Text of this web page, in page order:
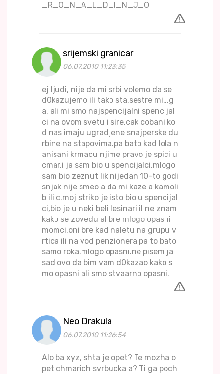
_R_O_N_A_L_D_I_N_J_O
srijemski granicar
06.07.2010 11:23:35
ej ljudi, nije da mi srbi volemo da se
d0kazujemo ili tako sta,sestre mi...g
a. ali mi smo najspencijalni spencijal
ci na ovom svetu i sire.cak cobani ko
d nas imaju ugradjene snajperske du
rbine na stapovima.pa bato kad lola n
anisani krmacu njime pravo je spici u
cmar.i ja sam bio u spencijalci,mlogo
sam bio zeznut lik nijedan 10-to godi
snjak nije smeo a da mi kaze a kamoli
b ili c.moj striko je isto bio u spencijal
ci,bio je u neki beli lesinari il ne znam
kako se zovedu al bre mlogo opasni
momci.oni bre kad naletu na grupu v
rtica ili na vod penzionera pa to bato
samo roka.mlogo opasni.ne pisem ja
sad ovo da bim vam d0kazao kako s
mo opasni ali smo stvaarno opasni.
Neo Drakula
06.07.2010 11:26:54
Alo ba xyz, shta je opet? Te mozha o
pet chmarich svrbucka a? Ti ga poch